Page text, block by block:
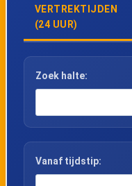
VERTREKTIJDEN
(24 UUR)
Zoek halte:
Vanaf tijdstip: